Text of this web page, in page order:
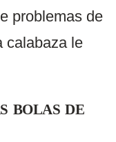
problemas de
calabaza le
BOLAS DE